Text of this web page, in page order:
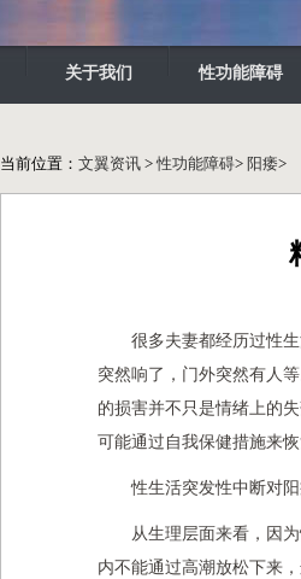
关于我们 性功能障碍
当前位置： 文翼资讯 >性功能障碍> 阳痿>
很多夫妻都经历过性
突然响了，门外突然有人
的损害并不只是情绪上的
可能通过自我保健措施来恢
性生活突发性中断对
从生理层面来看，因
内不能通过高潮放松下来